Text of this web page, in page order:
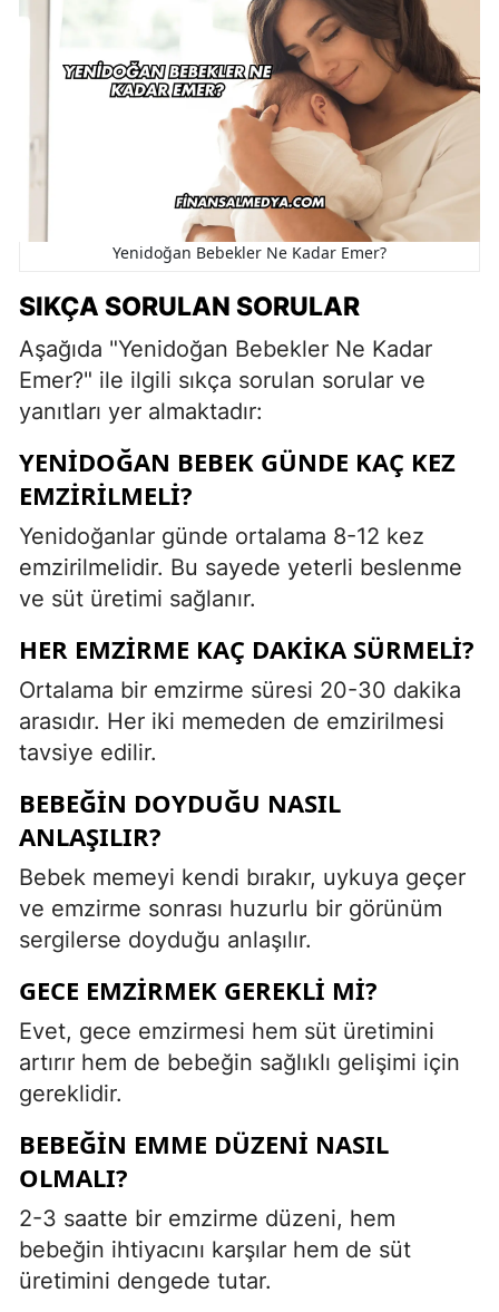
Yenidoğan Bebekler Ne Kadar Emer?
SIKÇA SORULAN SORULAR
Aşağıda "Yenidoğan Bebekler Ne Kadar
Emer?" ile ilgili sıkça sorulan sorular ve
yanıtları yer almaktadır:
YENIDOĞAN BEBEK GÜNDE KAÇ KEZ
EMZIRILMELI?
Yenidoğanlar günde ortalama 8-12 kez
emzirilmelidir. Bu sayede yeterli beslenme
ve süt üretimi sağlanır.
HER EMZIRME KAÇ DAKIKA SÜRMELI?
Ortalama bir emzirme süresi 20-30 dakika
arasıdır. Her iki memeden de emzirilmesi
tavsiye edilir.
BEBEĞIN DOYDUĞU NASIL
ANLAŞILIR?
Bebek memeyi kendi bırakır, uykuya geçer
ve emzirme sonrası huzurlu bir görünüm
sergilerse doyduğu anlaşılır.
GECE EMZIRMEK GEREKLI MI?
Evet, gece emzirmesi hem süt üretimini
artırır hem de bebeğin sağlıklı gelişimi için
gereklidir.
BEBEĞIN EMME DÜZENI NASIL
OLMALI?
2-3 saatte bir emzirme düzeni, hem
bebeğin ihtiyacını karşılar hem de süt
üretimini dengede tutar.